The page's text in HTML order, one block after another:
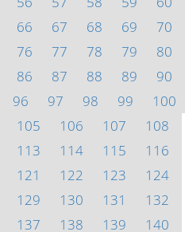
66 67 68 69
70
76 77 78 79
80
86 87 88 89
90
96 97 98 99
100
105 106 107
108
113 114 115
116
121 122 123
124
129 130 131
132
137 138 139
140